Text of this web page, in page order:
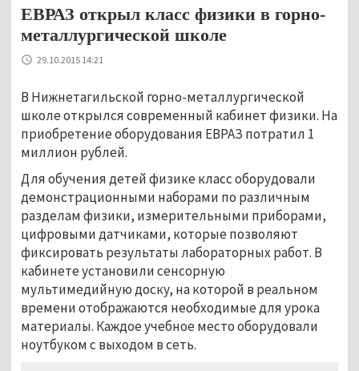
ЕВРАЗ открыл класс физики в горно-
металлургической школе
29.10.2015 14:21
В Нижнетагильской горно-металлургической
школе открылся современный кабинет физики. На
приобретение оборудования ЕВРАЗ потратил 1
миллион рублей.
Для обучения детей физике класс оборудовали
демонстрационными наборами по различным
разделам физики, измерительными приборами,
цифровыми датчиками, которые позволяют
фиксировать результаты лабораторных работ. В
кабинете установили сенсорную
мультимедийную доску, на которой в реальном
времени отображаются необходимые для урока
материалы. Каждое учебное место оборудовали
ноутбуком с выходом в сеть.